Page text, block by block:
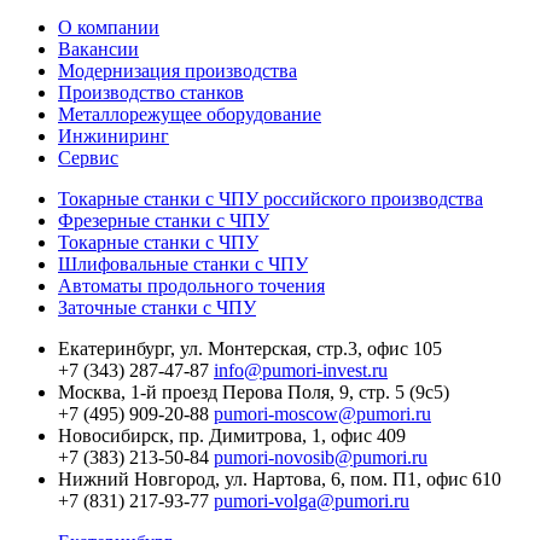
О компании
Вакансии
Модернизация производства
Производство станков
Металлорежущее оборудование
Инжиниринг
Сервис
Токарные станки с ЧПУ российского производства
Фрезерные станки с ЧПУ
Токарные станки с ЧПУ
Шлифовальные станки с ЧПУ
Автоматы продольного точения
Заточные станки с ЧПУ
Екатеринбург, ул. Монтерская, стр.3, офис 105
+7 (343) 287-47-87 info@pumori-invest.ru
Москва, 1-й проезд Перова Поля, 9, стр. 5 (9с5)
+7 (495) 909-20-88 pumori-moscow@pumori.ru
Новосибирск, пр. Димитрова, 1, офис 409
+7 (383) 213-50-84 pumori-novosib@pumori.ru
Нижний Новгород, ул. Нартова, 6, пом. П1, офис 610
+7 (831) 217-93-77 pumori-volga@pumori.ru